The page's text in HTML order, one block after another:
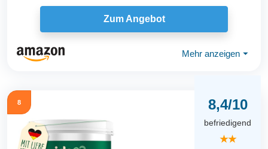
Zum Angebot
Mehr anzeigen ⏷
8 8,4/10
befriedigend
★★